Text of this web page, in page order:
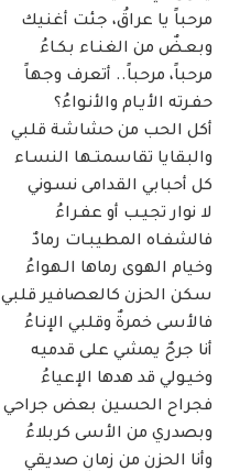
مرحباً يا عراقُ، جئت أغنيك
وبعـضٌ من الغنـاء بكـاءُ
مرحباً، مرحباً.. أتعرف وجهاً
حفـرته الأيـام والأنـواءُ؟
أكل الحب من حشاشة قلبي
والبقايا تقاسمتـها النسـاء
كل أحبابي القدامى نسـوني
لا نوار تجيـب أو عفـراءُ
فالشفـاه المطيبـات رمادٌ
وخيام الهوى رماها الـهواءُ
سكن الحزن كالعصافير قلبي
فالأسى خمرةٌ وقلبي الإنـاءُ
أنا جرحٌ يمشي على قدميه
وخيـولي قد هدها الإعياءُ
فجراح الحسين بعض جراحي
وبصدري من الأسى كربلاءُ
وأنا الحزن من زمانٍ صديقي